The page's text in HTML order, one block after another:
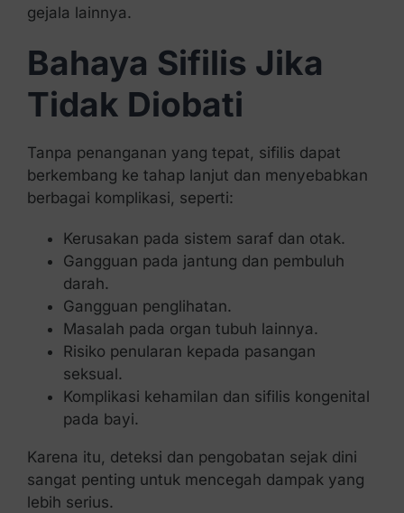
gejala lainnya.
Bahaya Sifilis Jika
Tidak Diobati
Tanpa penanganan yang tepat, sifilis dapat
berkembang ke tahap lanjut dan menyebabkan
berbagai komplikasi, seperti:
Kerusakan pada sistem saraf dan otak.
Gangguan pada jantung dan pembuluh
darah.
Gangguan penglihatan.
Masalah pada organ tubuh lainnya.
Risiko penularan kepada pasangan
seksual.
Komplikasi kehamilan dan sifilis kongenital
pada bayi.
Karena itu, deteksi dan pengobatan sejak dini
sangat penting untuk mencegah dampak yang
lebih serius.